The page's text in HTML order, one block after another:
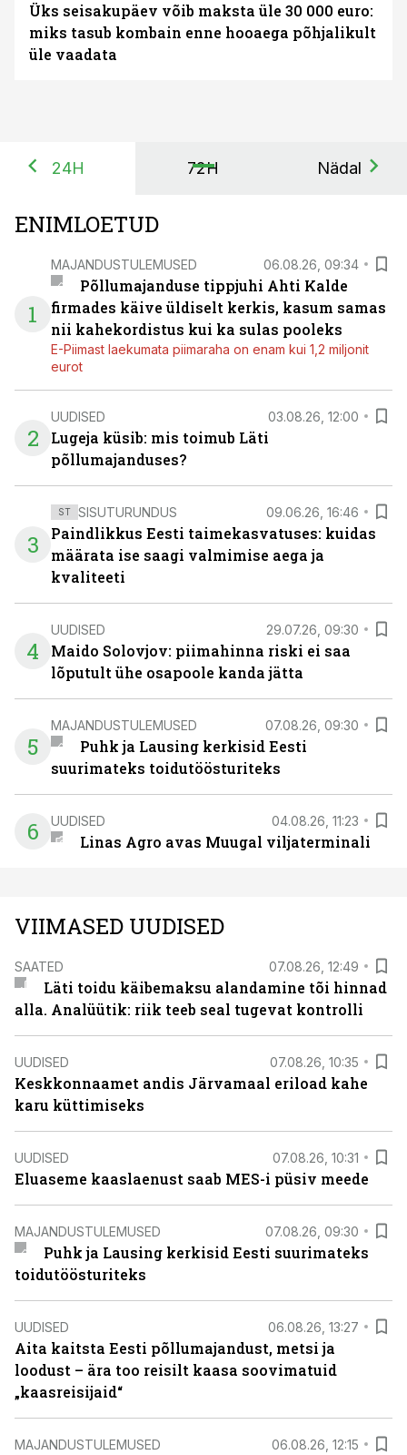
Üks seisakupäev võib maksta üle 30 000 euro:
miks tasub kombain enne hooaega põhjalikult
üle vaadata
24H 72H Nädal
ENIMLOETUD
1
MAJANDUSTULEMUSED 06.08.26, 09:34
Põllumajanduse tippjuhi Ahti Kalde
firmades käive üldiselt kerkis, kasum samas
nii kahekordistus kui ka sulas pooleks
E-Piimast laekumata piimaraha on enam kui 1,2 miljonit
eurot
2
UUDISED 03.08.26, 12:00
Lugeja küsib: mis toimub Läti
põllumajanduses?
3
ST SISUTURUNDUS 09.06.26, 16:46
Paindlikkus Eesti taimekasvatuses: kuidas
määrata ise saagi valmimise aega ja
kvaliteeti
4
UUDISED 29.07.26, 09:30
Maido Solovjov: piimahinna riski ei saa
lõputult ühe osapoole kanda jätta
5
MAJANDUSTULEMUSED 07.08.26, 09:30
Puhk ja Lausing kerkisid Eesti
suurimateks toidutöösturiteks
6 UUDISED 04.08.26, 11:23
Linas Agro avas Muugal viljaterminali
VIIMASED UUDISED
SAATED 07.08.26, 12:49
Läti toidu käibemaksu alandamine tõi hinnad
alla. Analüütik: riik teeb seal tugevat kontrolli
UUDISED 07.08.26, 10:35
Keskkonnaamet andis Järvamaal eriload kahe
karu küttimiseks
UUDISED 07.08.26, 10:31
Eluaseme kaaslaenust saab MES-i püsiv meede
MAJANDUSTULEMUSED 07.08.26, 09:30
Puhk ja Lausing kerkisid Eesti suurimateks
toidutöösturiteks
UUDISED 06.08.26, 13:27
Aita kaitsta Eesti põllumajandust, metsi ja
loodust – ära too reisilt kaasa soovimatuid
„kaasreisijaid“
MAJANDUSTULEMUSED 06.08.26, 12:15